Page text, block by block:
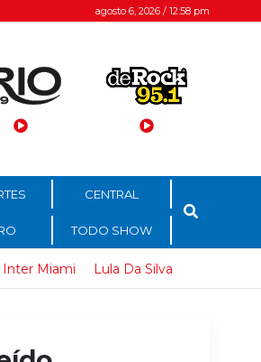
agosto 6, 2026 / 12:58 pm
CENTRAL
TODO SHOW
Inter Miami Lula Da Silva